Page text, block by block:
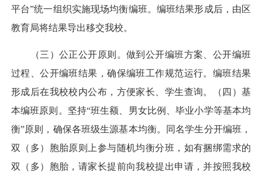
平台”统一组织实施现场均衡编班。编班结果形成后，由区
教育局将结果导出移交我校。
（三）公正公开原则。做到公开编班方案、公开编班
过程、公开编班结果，确保编班工作规范运行。编班结果
形成后在我校校内公布，方便家长、学生查询。（四）基
本编班原则。坚持“班生额、男女比例、毕业小学等基本均
衡”原则，确保各班级生源基本均衡。同名学生分开编班，
双（多）胞胎原则上参与随机均衡分班，如有捆绑需求的
双（多）胞胎，请家长提前向我校提出申请，并按照我校